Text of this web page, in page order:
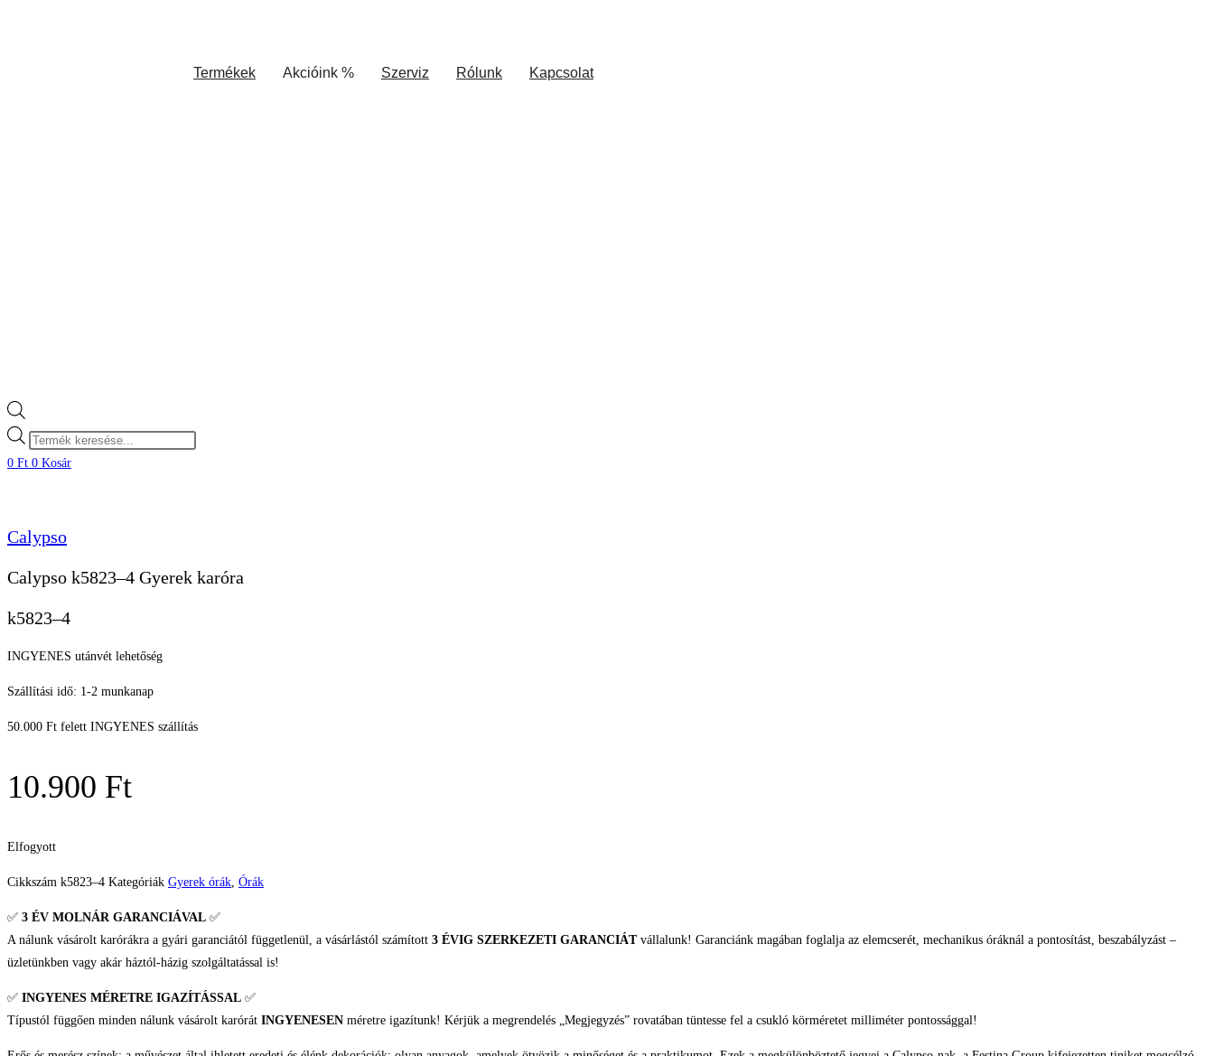
Termékek Akcióink % Szerviz Rólunk Kapcsolat
Products
search
0 Ft 0 Kosár
Calypso
Calypso k5823–4 Gyerek karóra
k5823–4
INGYENES utánvét lehetőség
Szállítási idő: 1-2 munkanap
50.000 Ft felett INGYENES szállítás
10.900 Ft
Elfogyott
Cikkszám k5823–4 Kategóriák Gyerek órák, Órák
✅ 3 ÉV MOLNÁR GARANCIÁVAL ✅
A nálunk vásárolt karórákra a gyári garanciától függetlenül, a vásárlástól számított 3 ÉVIG SZERKEZETI GARANCIÁTvállalunk! Garanciánk magában foglalja az elemcserét, mechanikus óráknál a pontosítást, beszabályzást –
üzletünkben vagy akár háztól-házig szolgáltatással is!
✅ INGYENES MÉRETRE IGAZÍTÁSSAL ✅
Típustól függően minden nálunk vásárolt karórát INGYENESEN méretre igazítunk! Kérjük a megrendelés „Megjegyzés” rovatában tüntesse fel a csukló körméretet milliméter pontossággal!